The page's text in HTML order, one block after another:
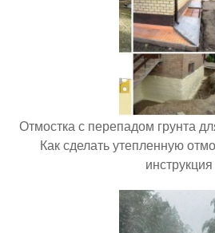
Отмостка с перепадом грунта
Как сделать утепленную
инструкция